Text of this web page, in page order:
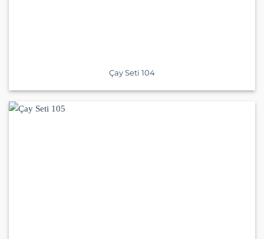
Çay Seti 104